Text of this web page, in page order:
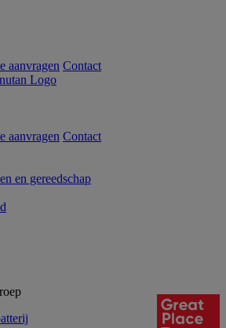
aanvragen Contact
aanvragen Contact
en gereedschap